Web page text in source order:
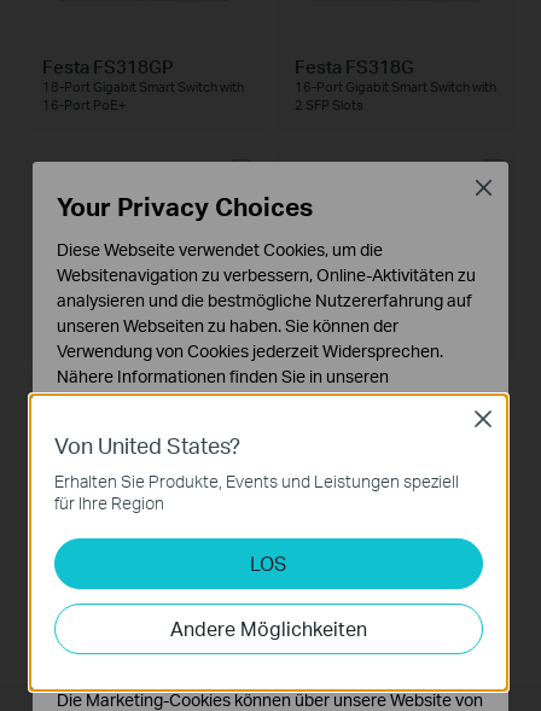
Festa FS318GP
18-Port Gigabit Smart Switch with
16-Port PoE+
Festa FS318G
16-Port Gigabit Smart Switch with
2 SFP Slots
Festa FS310GP
10-Port Gigabit Smart Switch with
Festa FS308GP
8-Port Gigabit Smart Switch with
Festa FS308G
8-Port Gigabit Smart Switch
Von United States?
Erhalten Sie Produkte, Events und Leistungen speziell
für Ihre Region
LOS
Andere Möglichkeiten
Close
Your Privacy Choices
Diese Webseite verwendet Cookies, um die
Websitenavigation zu verbessern, Online-Aktivitäten zu
analysieren und die bestmögliche Nutzererfahrung auf
unseren Webseiten zu haben. Sie können der
Verwendung von Cookies jederzeit Widersprechen.
Nähere Informationen finden Sie in unseren
Datenschutzhinweisen.
Notwendige Cookies
erforderlich und können in Ihren Systemen nicht
Analyse- und Marketing-Cookies
Analyse-Cookies ermöglichen es uns, Ihre Aktivitäten
auf unserer Website zu analysieren, um die
Funktionsweise unserer Website zu verbessern und
Die Marketing-Cookies können über unsere Website von
Close